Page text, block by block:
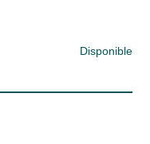
Disponible